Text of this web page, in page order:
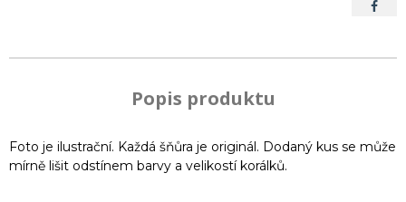
Popis produktu
Foto je ilustrační. Každá šňůra je originál. Dodaný kus se může
mírně lišit odstínem barvy a velikostí korálků.